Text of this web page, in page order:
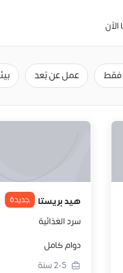
فقط عمل عن بُعد
هيد بريستا جديدة
سرد الغذائية
دوام كامل
2-5سنة